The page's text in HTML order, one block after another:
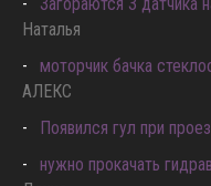
Загораются 3 датчика
Наталья
моторчик бачка
АЛЕКС
Появился гул при
нужно прокачать